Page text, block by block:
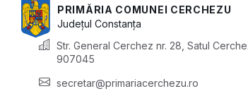
PRIMĂRIA COMUNEI CERCHEZU
JudețulConstanța
Str. General Cerchez nr. 28, Satul
907045
secretar@primariacerchezu.ro